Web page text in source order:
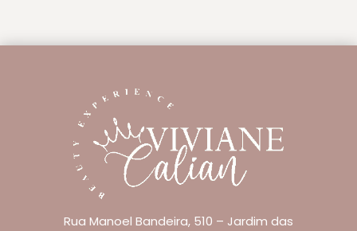
Rua Manoel Bandeira, 510 – Jardim das